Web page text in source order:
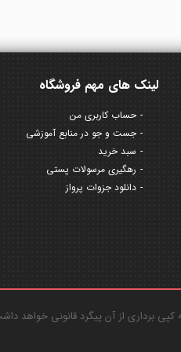
لینک های مهم فروشگاه
حساب کاربری من
جست و جو در منابع آموزشی
سبد خرید
رهگیری مرسولات پستی
دانلود جزوات پرواز
برداری از آن پیگرد قانونی خواهد